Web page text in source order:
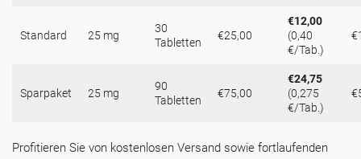
Standard 25 mg
30
Tabletten
€25,00
€12,00
(0,40
€/Tab.)
Sparpaket 25 mg
90
Tabletten
€75,00
€24,75
(0,275
€/Tab.)
Profitieren Sie von kostenlosen Versand sowie fortlaufenden